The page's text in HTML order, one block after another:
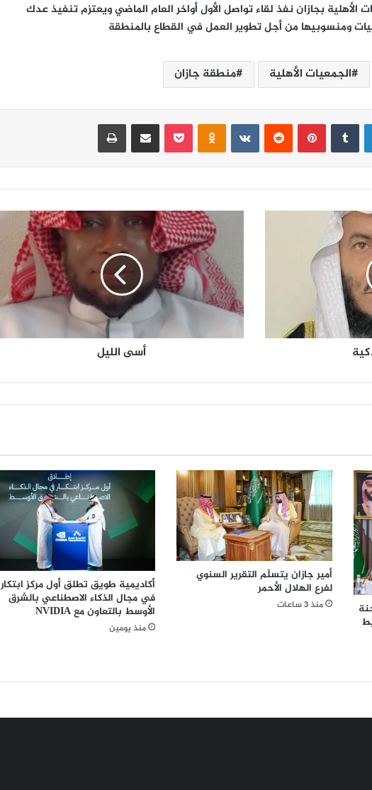
الأهلية بجازان نفذ لقاء تواصل الأول أواخر العام الماضي ويعتزم تنفيذ عدك
ومنسوبيها من أجل تطوير العمل في القطاع بالمنطقة
الجمعيات الأهلية منطقة جازان
لينكدإن بينتيريست مشاركة عبر البريد
ي
ل
أسى الليل
أمير جازان يتسلّم التقرير السنوي
لفرع الهلال الأحمر
منذ 3 ساعات
أكاديمية طويق تطلق أول مركز ابتكار
في مجال الذكاء الاصطناعي بالشرق
الأوسط بالتعاون مع NVIDIA
منذ يومين